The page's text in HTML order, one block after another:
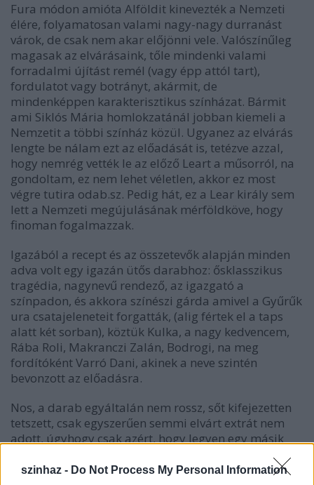
szinhaz - Do Not Process My Personal Information
Fura módon amióta Alföldit kinevezték a Nemzeti
élére, folyamatosan valami nagy-nagy durranást
várok, de csak nem akar előjönni vele. Valószínűleg
magasak az elvárásaink, tőle mindenki valami
forradalmi újítást remél (vagy épp attól tart),
fordulatot vagy botrányt, akármit, de
mindenképpen karakterisztikus színházat. Bármit
ami Siklós Mária homlokzatánál jobban kiemeli a
Nemzetit a többi színház közül. Ugyanez az elvárás
lengte be nálam ezt az előadását is, tetézve azzal,
hogy nemrég vették le az előző Leart a műsorról, na
gondoltam, ez nem lehet véletlen, akkor ez most
végre tutira odab.sz. Pedig hát, ez a Lear király sem
lett a Nemzeti megújulásának mérföldköve, hogy
finoman fogalmazzak.
Igazából a recept és az összetevők alapján minden
adva volt egy igazán ütős darabhoz: ősklasszikus
tragédia, nagynevű rendező, az igazgató a
színpadon, és akkora színészi gárda amivel a Gyűrűk
ura csatajeleneteit forgatták, (alig fértek el a taps
alatt két sorban), köztük Kulka, a nagy kedvencem,
Rába Roli, Makranczi Zalán, Bodrogi, na meg
fordítóként Varró Dani, akinek a neve szintén
bevonzott az előadásra.
Nos, a darab egyáltalán nem rossz, sőt kifejezetten
tetszett, csak egyszerűen semmi elvárt extrát nem
adott, úgyhogy csak azért, hogy legyen egy másik
is, talán nem kellett volna újrarendeztetni ilyen rövid
időn belül.